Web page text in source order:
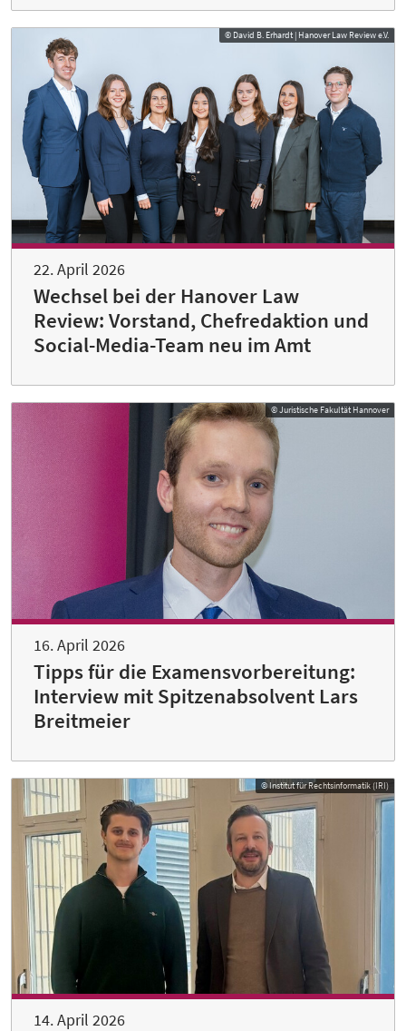
© David B. Erhardt | Hanover Law Review e.V.
22. April 2026
Wechsel bei der Hanover Law
Review: Vorstand, Chefredaktion und
Social-Media-Team neu im Amt
© Juristische Fakultät Hannover
16. April 2026
Tipps für die Examensvorbereitung:
Interview mit Spitzenabsolvent Lars
Breitmeier
© Institut für Rechtsinformatik (IRI)
14. April 2026